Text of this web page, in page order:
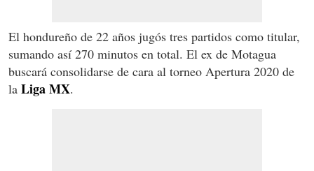
El hondureño de 22 años jugós tres partidos como titular,
sumando así 270 minutos en total. El ex de Motagua
buscará consolidarse de cara al torneo Apertura 2020 de
la Liga MX.